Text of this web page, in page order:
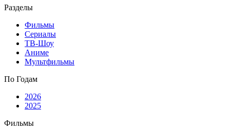
Разделы
Фильмы
Сериалы
ТВ-Шоу
Аниме
Мультфильмы
По Годам
2026
2025
Фильмы